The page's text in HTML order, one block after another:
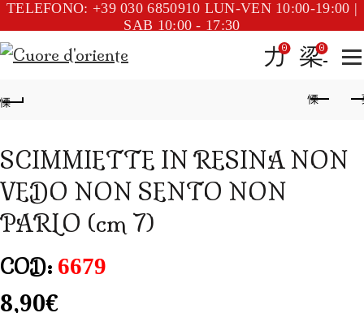
TELEFONO: +39 030 6850910 LUN-VEN 10:00-19:00 |
SAB 10:00 - 17:30
0 0
SCIMMIETTE IN RESINA NON
VEDO NON SENTO NON
PARLO (cm 7)
COD: 6679
8,90€